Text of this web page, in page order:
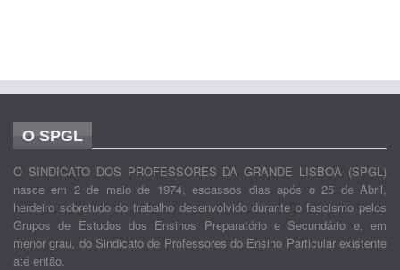
O SPGL
O SINDICATO DOS PROFESSORES DA GRANDE LISBOA (SPGL)
nasce em 2 de maio de 1974, escassos dias após o 25 de Abril,
herdeiro sobretudo do trabalho desenvolvido durante o fascismo pelos
Grupos de Estudos dos Ensinos Preparatório e Secundário e, em
menor grau, do Sindicato de Professores do Ensino Particular existente
até então.